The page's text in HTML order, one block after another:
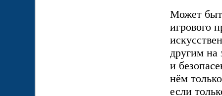
Может
игрового
другим на
и
нём
если